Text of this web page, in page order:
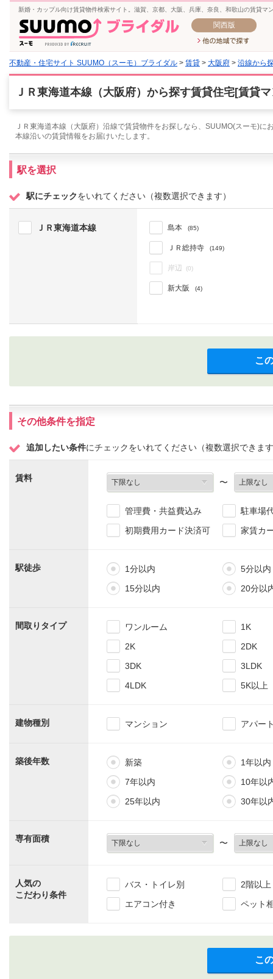
新婚・カップル向け賃貸物件検索サイト。滋賀、京都、大阪、兵庫、奈良、和歌山の賃貸マ
関西版
不動産・住宅サイト SUUMO（スーモ）ブライダル > 賃貸 > 大阪府 > 沿線から
ＪＲ東海道本線（大阪府）から探す賃貸住宅[賃貸
ＪＲ東海道本線（大阪府）沿線で賃貸物件をお探しなら、SUUMO(スーモ)
本線沿いの賃貸情報をお届けいたします。
駅を選択
駅にチェックをいれてください（複数選択できます）
ＪＲ東海道本線 島本 (85)
ＪＲ総持寺 (149)
岸辺 (0)
新大阪 (4)
こ
その他条件を指定
追加したい条件にチェックをいれてください（複数選択できま
賃料 〜
管理費・共益費込み
駐車場
初期費用カード決済可
家賃カ
駅徒歩 1分以内
5分以内
15分以内
20分以
間取りタイプ ワンルーム
1K
2K
2DK
3DK
3LDK
4LDK
5K以上
建物種別 マンション アパー
築後年数 新築
1年以内
7年以内
10年以
25年以内
30年以
専有面積 〜
人気の
こだわり条件
バス・トイレ別
2階以上
エアコン付き
ペット
こ